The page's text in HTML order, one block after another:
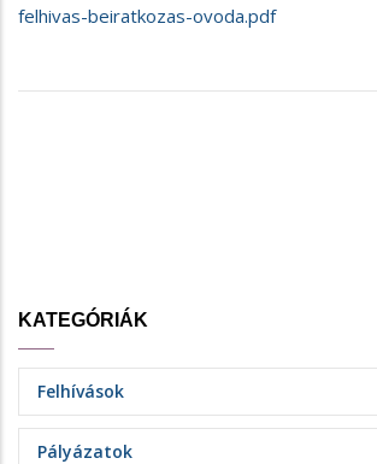
felhivas-beiratkozas-ovoda.pdf
KATEGÓRIÁK
Felhívások
Pályázatok